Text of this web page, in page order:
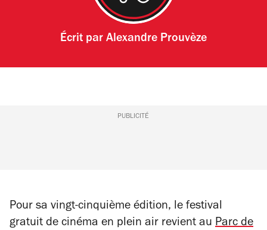
Écrit par Alexandre Prouvèze
PUBLICITÉ
Pour sa vingt-cinquième édition, le festival
gratuit de cinéma en plein air revient au Parc de